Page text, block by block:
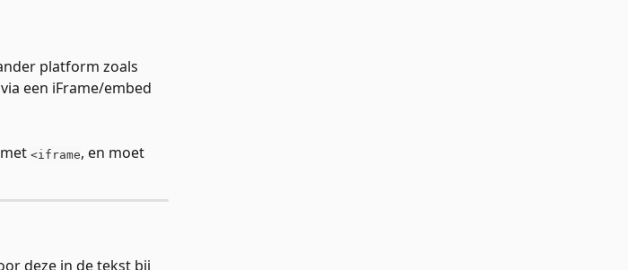
platform zoals
een iFrame/embed
<iframe, en moet
deze in de tekst bij